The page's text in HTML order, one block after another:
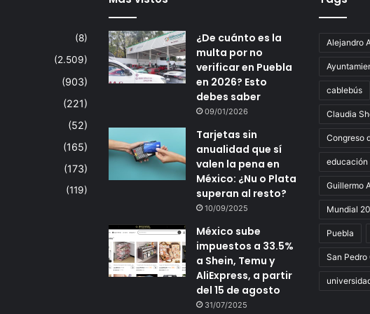
(8)
(2.509)
(903)
(221)
(52)
(165)
(173)
(119)
¿De cuánto es la
multa por no
verificar en Puebla
en 2026? Esto
debes saber
09/01/2026
Tarjetas sin
anualidad que sí
valen la pena en
México: ¿Nu o Plata
superan al resto?
10/09/2025
México sube
impuestos a 33.5%
a Shein, Temu y
AliExpress, a partir
del 15 de agosto
31/07/2025
Alejandro
cablebús
Claudia
Congreso
educación
Guillermo
Mundial
Puebla
San Pedro